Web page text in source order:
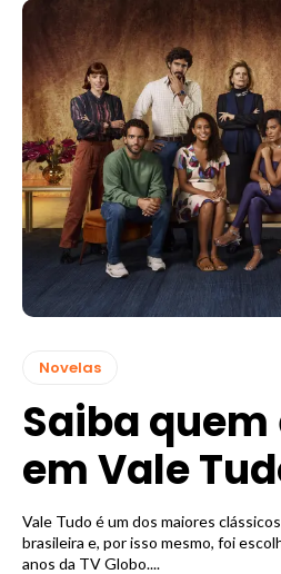
Novelas
Saiba quem
em Vale
Vale Tudo é um dos maiores
brasileira e, por isso mesmo, foi
anos da TV Globo....